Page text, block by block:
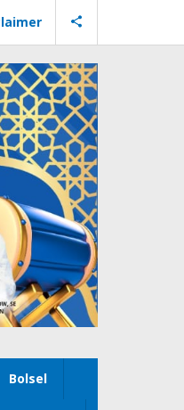
Bolsel